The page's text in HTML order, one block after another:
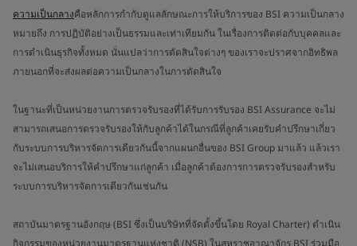
ความเป็นกลางคือหลักการกำกับดูแลลักษณะการให้บริการของ BSI ความเป็นกลาง
หมายถึง การปฏิบัติอย่างเป็นธรรมและเท่าเทียมกัน ในเรื่องการติดต่อกับบุคคลและ
การดำเนินธุรกิจทั้งหมด นั่นแปลว่าการตัดสินใจต่างๆ ของเราจะปราศจากอิทธิพล
ภายนอกที่จะส่งผลต่อความเป็นกลางในการตัดสินใจ
ในฐานะที่เป็นหน่วยงานการตรวจรับรองที่ได้รับการรับรอง BSI Assurance จะไม่
สามารถเสนอการตรวจรับรองให้กับลูกค้าได้ในกรณีที่ลูกค้าเคยรับคำปรึกษาเกี่ยว
กับระบบการบริหารจัดการเดียวกันนี้จากแผนกอื่นของ BSI Group มาแล้ว แล้วเรา
จะไม่เสนอบริการให้คำปรึกษาแก่ลูกค้า เมื่อลูกค้าต้องการการตรวจรับรองสำหรับ
ระบบการบริหารจัดการเดียวกันเช่นกัน
สถาบันมาตรฐานอังกฤษ (BSI ซึ่งเป็นบริษัทที่จัดตั้งขึ้นโดย Royal Charter) ดำเนิน
กิจกรรมของหน่วยงานมาตรฐานแห่งชาติ (NSB) ในสหราชอาณาจักร BSI ร่วมมือ